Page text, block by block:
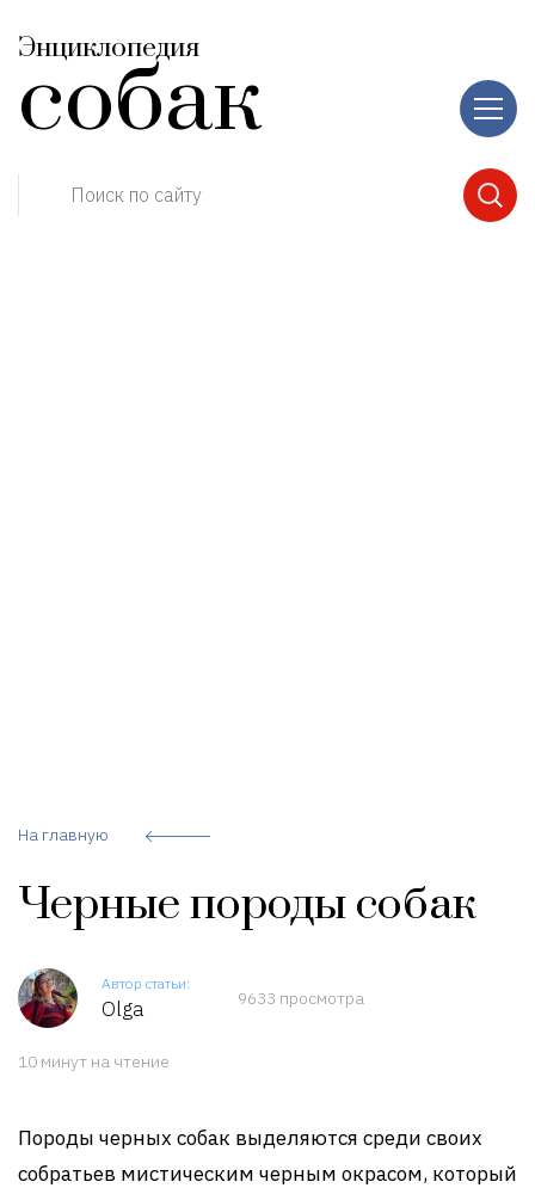
Энциклопедия
собак
Поиск по сайту
На главную
Черные породы собак
Автор статьи:
Olga 9633 просмотра
10 минут на чтение
Породы черных собак выделяются среди своих
собратьев мистическим черным окрасом, который